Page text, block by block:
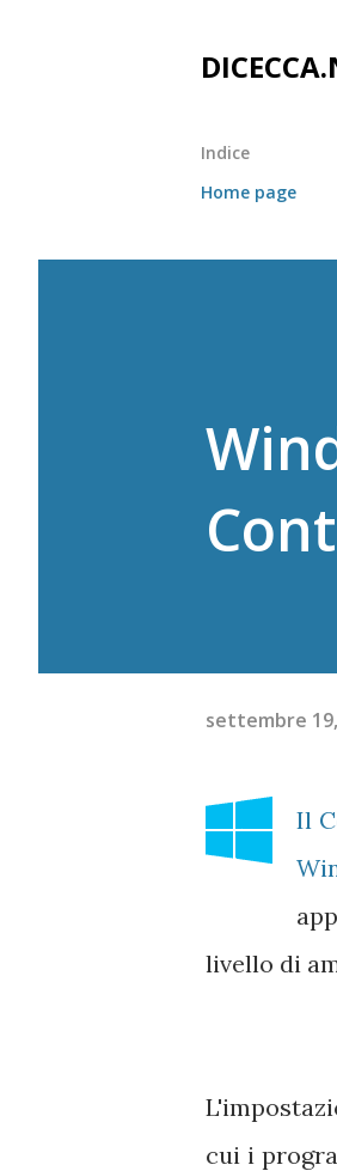
Indice
Home page
settembre
Il
livello di
cui i